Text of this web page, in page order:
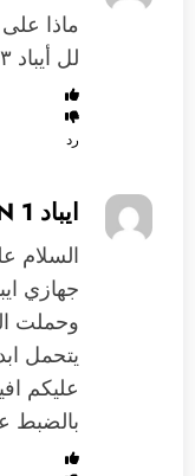
ماذا
لل أيباد ٣
رد
ايباد 1 N
السلام
وحملت
يتحمل
عليكم
بالضبط